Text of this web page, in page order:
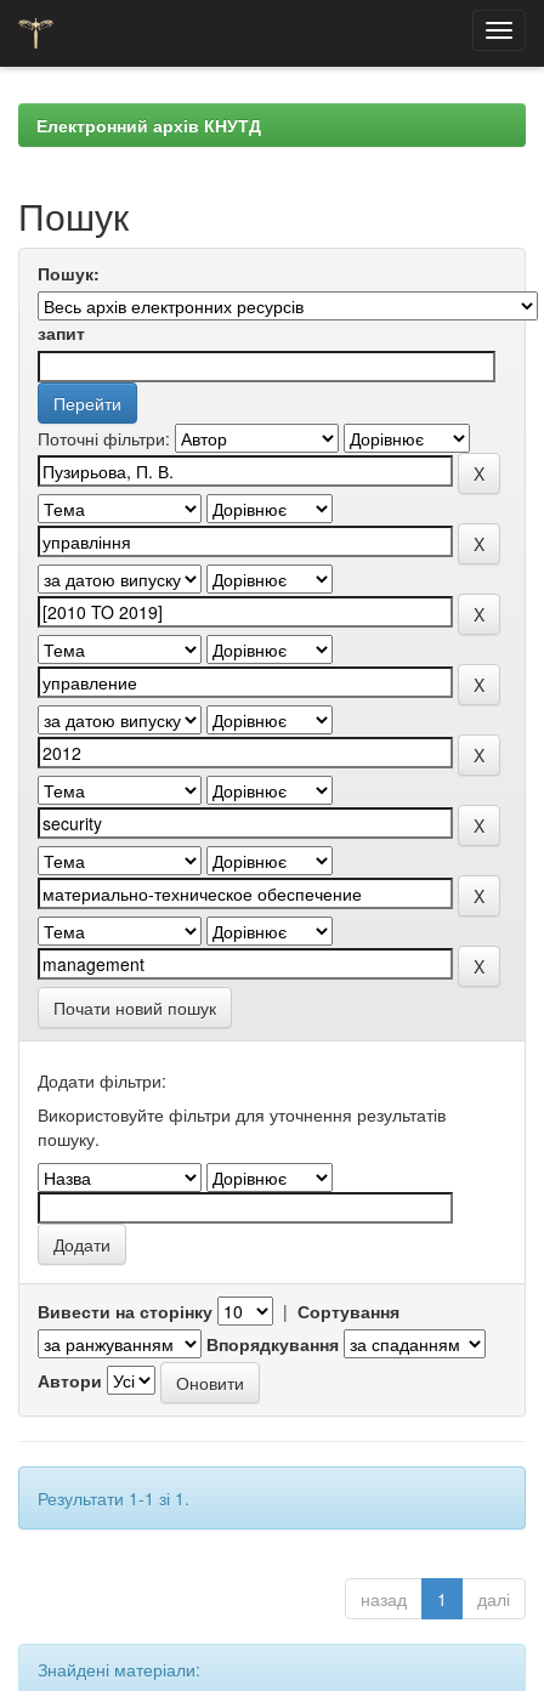
navigationЕлектронний архів КНУТД
Пошук
Пошук:
запит
Поточні фільтри:
Почати новий пошук
Додати фільтри:
Використовуйте фільтри для уточнення результатів
пошуку.
Вивести на сторінку | Сортування
Впорядкування
Автори
Результати 1-1 зі 1.
назад 1 далі
Знайдені матеріали: